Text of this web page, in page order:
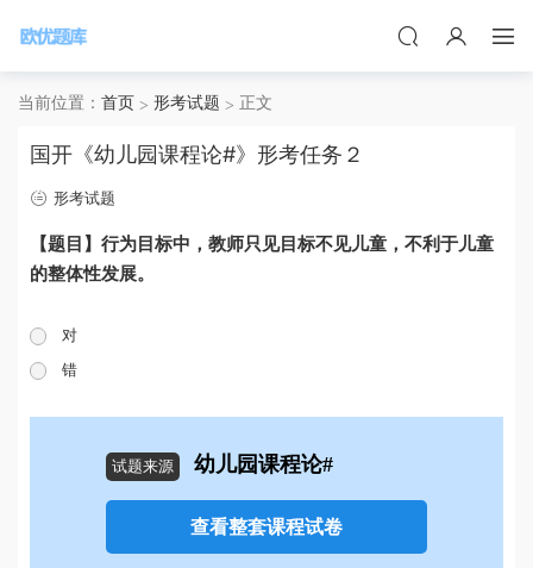
当前位置： 首页 形考试题 正文
国开《幼儿园课程论#》形考任务２
形考试题
【题目】行为目标中，教师只见目标不见儿童，不利于儿童
的整体性发展。
对
错
试题来源 幼儿园课程论#
查看整套课程试卷